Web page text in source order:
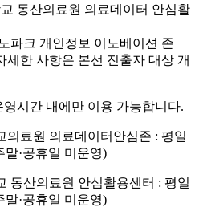
동산의료원 의료데이터 안심활
파크 개인정보 이노베이션 존
세한 사항은 본선 진출자 대상 개
시간 내에만 이용 가능합니다.
의료원 의료데이터안심존 : 평일
말·공휴일 미운영)
동산의료원 안심활용센터 : 평일
말·공휴일 미운영)